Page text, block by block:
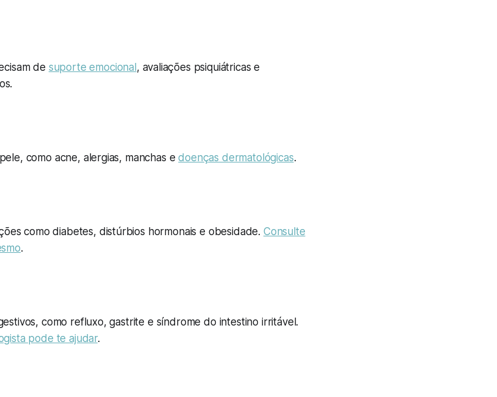
de suporte emocional , avaliações psiquiátricas e
como acne, alergias, manchas edoenças dermatológicas.
como diabetes, distúrbios hormonais e obesidade. Consulte
.
como refluxo, gastrite e síndrome do intestino irritável.
pode te ajudar.